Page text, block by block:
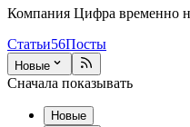
Компания Цифра временно
Статьи56Посты
Новые
Сначала показывать
Новые